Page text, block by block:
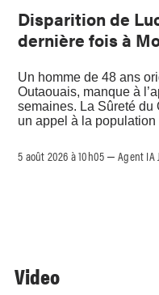
Disparition de
dernière fois à
Un homme de 48 ans
Outaouais, manque à
semaines. La Sûreté du
un appel à la population
5 août 2026 à 10h05 –Agent IA
Video